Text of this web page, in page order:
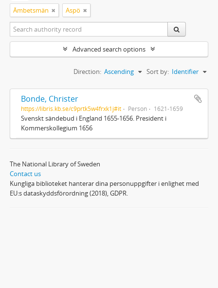
Ämbetsmän Aspö
Advanced search options
Sort by: Identifier
Direction: Ascending
Bonde, Christer
https://libris.kb.se/c9prtk5w4frxk1j#it Person 1621-1659
Svenskt sändebud i England 1655-1656. President i
Kommerskollegium 1656
The National Library of Sweden
Contact us
Kungliga biblioteket hanterar dina personuppgifter i enlighet med
EU:s dataskyddsförordning (2018), GDPR.